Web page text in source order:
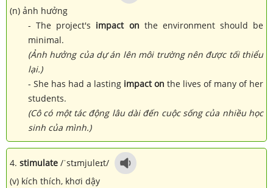
(n) ảnh hưởng
- The project's impact on the environment should be
minimal.
(Ảnh hưởng của dự án lên môi trường nên được tối thiểu
lại.)
- She has had a lasting impact on the lives of many of her
students.
(Cô có một tác động lâu dài đến cuộc sống của nhiều học
sinh của mình.)
4. stimulate /ˈstɪmjuleɪt/
(v) kích thích, khơi dậy